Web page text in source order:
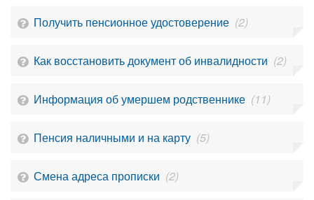
Получить пенсионное удостоверение (2)
Как восстановить документ об инвалидности (2)
Информация об умершем родственнике (11)
Пенсия наличными и на карту (5)
Смена адреса прописки (2)